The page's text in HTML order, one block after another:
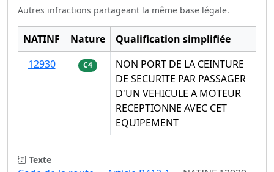
Autres infractions partageant la même base légale.
NATINF Nature
Qualification simplifiée
12930
C4
NON PORT DE LA CEINTURE
DE SECURITE PAR PASSAGER
D'UN VEHICULE A MOTEUR
RECEPTIONNE AVEC CET
EQUIPEMENT
Texte